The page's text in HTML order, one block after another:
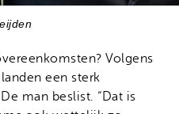
Volgens
een sterk
man beslist. “Dat is